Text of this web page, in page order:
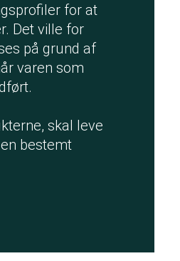
for at
Det ville for
på grund af
varen som
skal leve
bestemt